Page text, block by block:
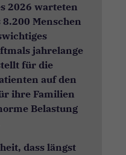
2026 warteten
Menschen
jahrelange
für die
auf den
ihre Familien
Belastung
dass längst